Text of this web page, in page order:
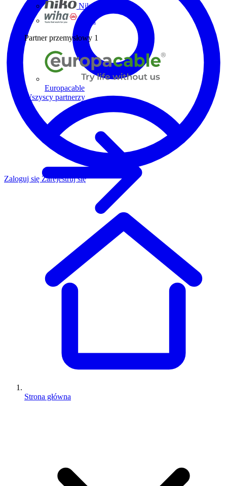
Niko
Wiha
Partner przemysłowy 1
Europacable
Wszyscy partnerzy
Zaloguj się Zarejestruj się
Strona główna